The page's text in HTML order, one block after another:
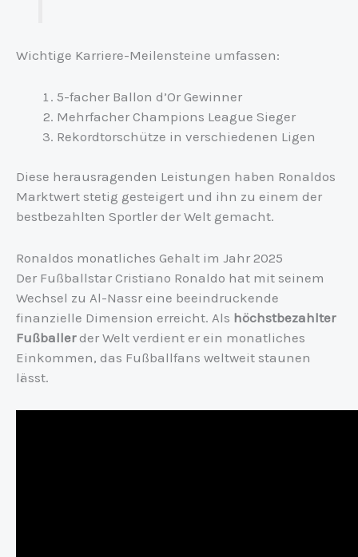
Wichtige Karriere-Meilensteine umfassen:
5-facher Ballon d’Or Gewinner
Mehrfacher Champions League Sieger
Rekordtorschütze in verschiedenen Ligen
Diese herausragenden Leistungen haben Ronaldos
Marktwert stetig gesteigert und ihn zu einem der
bestbezahlten Sportler der Welt gemacht.
Ronaldos monatliches Gehalt im Jahr 2025
Der Fußballstar Cristiano Ronaldo hat mit seinem
Wechsel zu Al-Nassr eine beeindruckende
finanzielle Dimension erreicht. Als höchstbezahlter
Fußballerder Welt verdient er ein monatliches
Einkommen, das Fußballfans weltweit staunen
lässt.